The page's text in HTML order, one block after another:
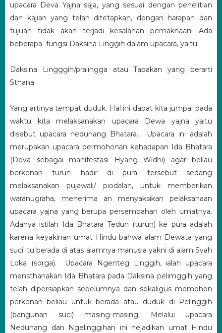
upacara Deva Yajna saja, yang sesuai dengan penelitian
dan kajian yang telah ditetapkan, dengan harapan dan
tujuan tidak akan terjadi kesalahan pemaknaan. Ada
beberapa fungsi Daksina Linggih dalam upacara, yaitu:
Daksina Lingggih/pralingga atau Tapakan yang berarti
Sthana
Yang artinya tempat duduk. Hal ini dapat kita jumpai pada
waktu kita melaksanakan upacara Dewa yajna yaitu
disebut upacara nedunang Bhatara. Upacara ini adalah
merupakan upacara permohonan kehadapan Ida Bhatara
(Deva sebagai manifestasi Hyang Widhi) agar beliau
berkenan turun hadir di pura tersebut sedang
melaksanakan pujawali/ piodalan, untuk memberikan
waranugraha, menerima an menyaksikan pelaksanaan
upacara yajna yang berupa persembahan oleh umatnya.
Adanya istilah Ida Bhatara Tedun (turun) ke pura adalah
karena keyakinan umat Hindu bahwa alam Dewata yang
suci itu berada di atas alamnya manusia yakni di alam Svah
Loka (sorga). Upacara Ngenteg Linggih, ialah upacara
mensthanakan Ida Bhatara pada Daksina pelimggih yang
telah dipersiapkan sebelumnya dan sekaligus memohon
perkenan beliau untuk berada atau duduk di Pelinggih
(bangunan suci) masing-masing. Melalui upacara
Nedunang dan Ngelinggihan ini nejadikan umat Hindu